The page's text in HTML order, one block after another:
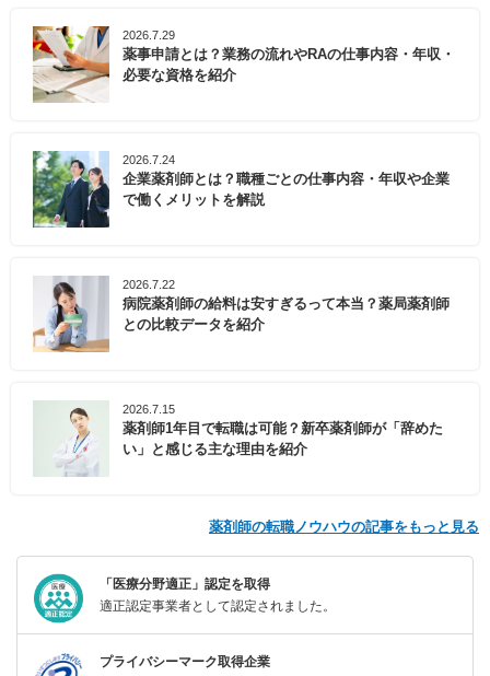
2026.7.29
薬事申請とは？業務の流れやRAの仕事内容・年収・
必要な資格を紹介
2026.7.24
企業薬剤師とは？職種ごとの仕事内容・年収や企業
で働くメリットを解説
2026.7.22
病院薬剤師の給料は安すぎるって本当？薬局薬剤師
との比較データを紹介
2026.7.15
薬剤師1年目で転職は可能？新卒薬剤師が「辞めた
い」と感じる主な理由を紹介
薬剤師の転職ノウハウの記事をもっと見る
「医療分野適正」認定を取得
適正認定事業者として認定されました。
プライバシーマーク取得企業